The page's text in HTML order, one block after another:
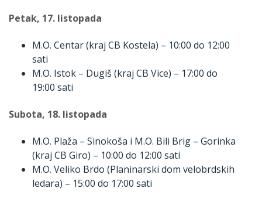
Petak, 17. listopada
M.O. Centar (kraj CB Kostela) – 10:00 do 12:00
sati
M.O. Istok – Dugiš (kraj CB Vice) – 17:00 do
19:00 sati
Subota, 18. listopada
M.O. Plaža – Sinokoša i M.O. Bili Brig – Gorinka
(kraj CB Giro) – 10:00 do 12:00 sati
M.O. Veliko Brdo (Planinarski dom velobrdskih
ledara) – 15:00 do 17:00 sati